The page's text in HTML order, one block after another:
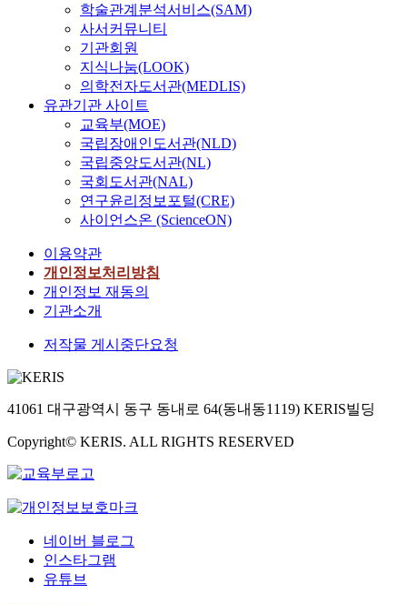
학술관계분석서비스(SAM)
사서커뮤니티
기관회원
지식나눔(LOOK)
의학전자도서관(MEDLIS)
유관기관 사이트
교육부(MOE)
국립장애인도서관(NLD)
국립중앙도서관(NL)
국회도서관(NAL)
연구윤리정보포털(CRE)
사이언스온 (ScienceON)
이용약관
개인정보처리방침
개인정보 재동의
기관소개
저작물 게시중단요청
41061 대구광역시 동구 동내로 64(동내동1119) KERIS빌딩
Copyright© KERIS. ALL RIGHTS RESERVED
네이버 블로그
인스타그램
유튜브